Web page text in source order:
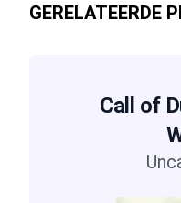
GERELATEERDE
Call of